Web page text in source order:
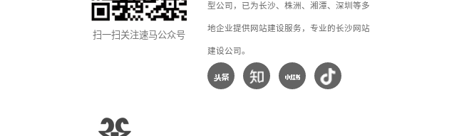
扫一扫关注速马公众号
型公司，已为长沙、株洲、湘潭、深圳等多
地企业提供网站建设服务，专业的长沙网站
建设公司。